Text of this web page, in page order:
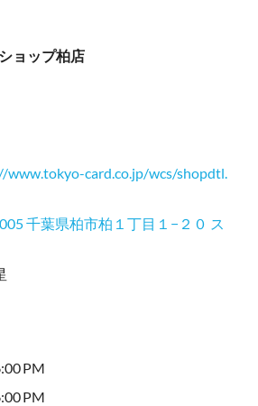
ョップ柏店
www.tokyo-card.co.jp/wcs/shopdtl.
千葉県柏市柏１丁目１−２０ ス
PM
PM